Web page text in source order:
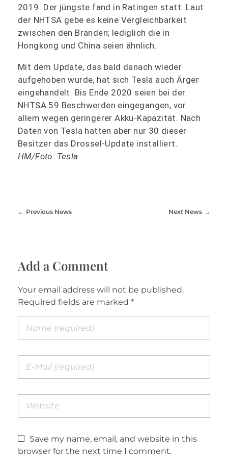
2019. Der jüngste fand in Ratingen statt. Laut
der NHTSA gebe es keine Vergleichbarkeit
zwischen den Bränden; lediglich die in
Hongkong und China seien ähnlich.
Mit dem Update, das bald danach wieder
aufgehoben wurde, hat sich Tesla auch Ärger
eingehandelt. Bis Ende 2020 seien bei der
NHTSA 59 Beschwerden eingegangen, vor
allem wegen geringerer Akku-Kapazität. Nach
Daten von Tesla hatten aber nur 30 dieser
Besitzer das Drossel-Update installiert.
HM/Foto: Tesla
Previous News Next News
Add a Comment
Your email address will not be published.
Required fields are marked *
Save my name, email, and website in this
browser for the next time I comment.